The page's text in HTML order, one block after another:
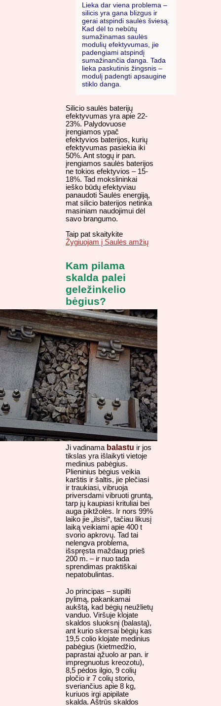
Lieka dar viena problema –
silicis yra gana blizgus ir
gerai atspindi saulės šviesą.
Kad dėl to nebūtų
sumažinamas saulės
modulių efektyvumas, jie
padengiami atspindį
sumažinančia danga. Tada
lieka paskutinis žingsnis –
modulį padengti apsaugine
stiklo danga.
Silicio saulės baterijų
efektyvumas yra apie 22-
23%. Palydovuose
įrengiamos ypač
efektyvios baterijos, kurių
efektyvumas pasiekia iki
50%. Ant stogų ir pan.
įrengiamos saulės baterijos
ne tokios efektyvios – 15-
18%. Tad mokslininkai
ieško būdų efektyviau
panaudoti Saulės energiją,
mat silicio baterijos netinka
masiniam naudojimui dėl
savo brangumo.
Taip pat skaitykite
Žygiuojam į Saulės amžių
Kam pilama
skalda palei
geležinkelio
bėgius?
Ji vadinama balastu ir jos
tikslas yra išlaikyti vietoje
medinius pabėgius.
Plieninius bėgius veikia
karštis ir šaltis, jie plečiasi
ir traukiasi, vibruoja
priversdami vibruoti gruntą,
tarp jų kaupiasi krituliai bei
auga piktžolės. Ir nors 99%
laiko jie „ilsisi“, tačiau likusį
laiką veikiami apie 400 t
svorio apkrovų. Tad tai
nelengva problema,
išspręsta maždaug prieš
200 m. – ir nuo tada
sprendimas praktiškai
nepatobulintas.
Jo principas – supilti
pylimą, pakankamai
aukštą, kad bėgių neužlietų
vanduo. Viršuje klojate
skaldos sluoksnį (balastą),
ant kurio skersai bėgių kas
19,5 colio klojate medinius
pabėgius (kietmedžio,
paprastai ąžuolo ar pan. ir
impregnuotus kreozotu),
8,5 pėdos ilgio, 9 colių
pločio ir 7 colių storio,
sveriančius apie 8 kg,
kuriuos irgi apipilate
skalda. Aštrūs skaldos